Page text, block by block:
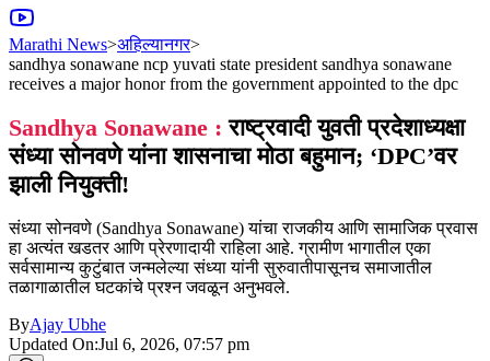
Marathi News>अहिल्यानगर>
sandhya sonawane ncp yuvati state president sandhya sonawane
receives a major honor from the government appointed to the dpc
Sandhya Sonawane : राष्ट्रवादी युवती प्रदेशाध्यक्षा
संध्या सोनवणे यांना शासनाचा मोठा बहुमान; ‘DPC’वर
झाली नियुक्ती!
संध्या सोनवणे (Sandhya Sonawane) यांचा राजकीय आणि सामाजिक प्रवास
हा अत्यंत खडतर आणि प्रेरणादायी राहिला आहे. ग्रामीण भागातील एका
सर्वसामान्य कुटुंबात जन्मलेल्या संध्या यांनी सुरुवातीपासूनच समाजातील
तळागाळातील घटकांचे प्रश्न जवळून अनुभवले.
ByAjay Ubhe
Updated On:Jul 6, 2026, 07:57 pm